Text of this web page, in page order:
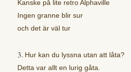
Kanske på lite retro Alphaville
Ingen granne blir sur
och det är väl tur
3. Hur kan du lyssna utan att låta?
Detta var allt en lurig gåta.